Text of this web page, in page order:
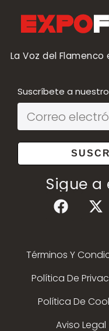
La Voz del Flamenco
Suscríbete a nuestro
Sigue
Términos Y
Política De
Política De
Aviso Legal